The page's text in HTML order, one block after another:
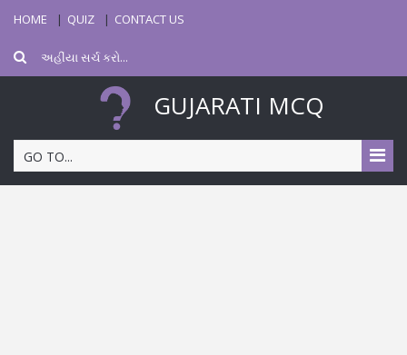
HOME QUIZ CONTACT US
GUJARATI MCQ
GO TO...